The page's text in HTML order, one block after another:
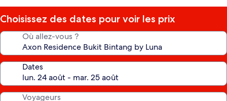
Choisissez des dates pour voir les prix
Où allez-vous ?
Dates
Voyageurs